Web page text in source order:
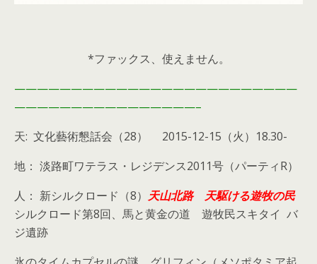
*ファックス、使えません。
—————————————————————————
————————————————–
天: 文化藝術懇話会（28） 2015-12-15（火）18.30-
地： 淡路町ワテラス・レジデンス2011号（パーティR）
人： 新シルクロード（8） 天山北路 天駆ける遊牧の民
シルクロード第8回、馬と黄金の道 遊牧民スキタイ バ
ジ遺跡